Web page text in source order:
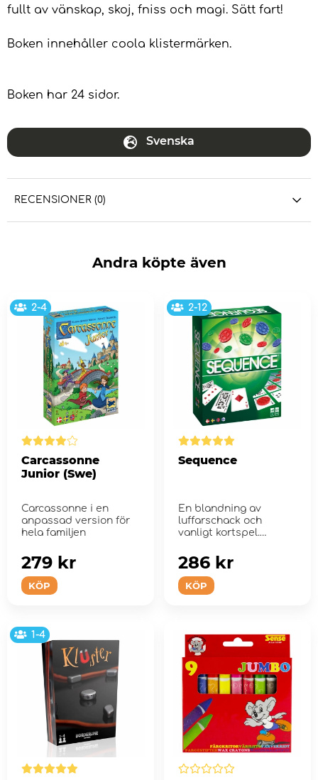
fullt av vänskap, skoj, fniss och magi. Sätt fart!
Boken innehåller coola klistermärken.
Boken har 24 sidor.
Svenska
RECENSIONER (0)
Andra köpte även
2-4
Carcassonne
Junior (Swe)
Carcassonne i en
anpassad version för
hela familjen
KÖP
279 kr
2-12
Sequence
En blandning av
luffarschack och
vanligt kortspel.
KÖP
286 kr
1-4